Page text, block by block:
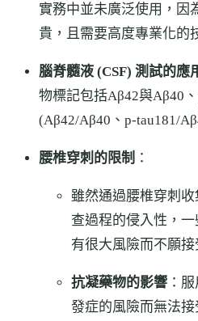
實務中並未廣泛使用，因
貴，且需要高度專業化的
腦脊髓液 (CSF) 測試的應
物標記包括Aβ42與Aβ40
(Aβ42/Aβ40、p-tau181/
腰椎穿刺的限制 ：
雖然通過腰椎穿刺
查過程的侵入性，
有很大風險而不願接
抗凝藥物的影響 ：
發症的風險而無法接